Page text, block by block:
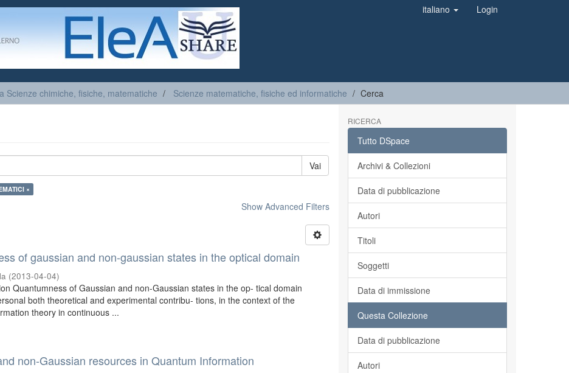
italiano Login
Scienze chimiche, fisiche, matematiche Scienze matematiche, fisiche ed informatiche Cerca
Vai
×
Show Advanced Filters
of gaussian and non-gaussian states in the optical domain
(2013-04-04)
Quantumness of Gaussian and non-Gaussian states in the op- tical domain
both theoretical and experimental contribu- tions, in the context of the
theory in continuous ...
non-Gaussian resources in Quantum Information
RICERCA
Tutto DSpace
Archivi & Collezioni
Data di pubblicazione
Autori
Titoli
Soggetti
Data di immissione
Questa Collezione
Data di pubblicazione
Autori